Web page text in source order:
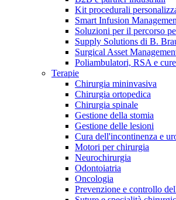
Catalogo prodotti
Trova il prodotto che stai cercando.
Kit procedurali
Smart Infusion
Soluzioni per il percorso
Supply Solutions di B.
Surgical Asset
Poliambulatori, RSA e
Terapie
Chirurgia mininvasiva
Chirurgia ortopedica
Chirurgia spinale
Gestione della stomia
Gestione delle lesioni
Cura dell'incontinenza e
Motori per chirurgia
Neurochirurgia
Odontoiatria
Oncologia
Prevenzione e controllo